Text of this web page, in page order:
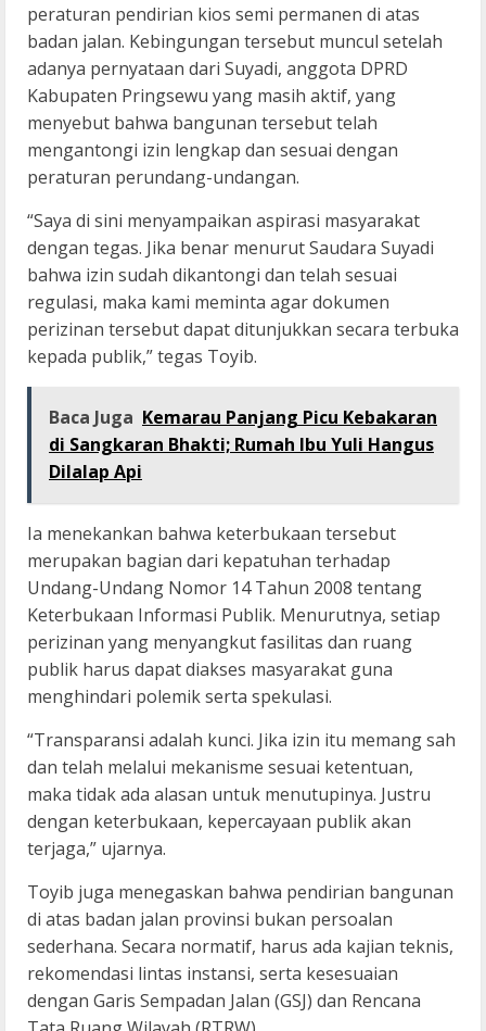
peraturan pendirian kios semi permanen di atas
badan jalan. Kebingungan tersebut muncul setelah
adanya pernyataan dari Suyadi, anggota DPRD
Kabupaten Pringsewu yang masih aktif, yang
menyebut bahwa bangunan tersebut telah
mengantongi izin lengkap dan sesuai dengan
peraturan perundang-undangan.
“Saya di sini menyampaikan aspirasi masyarakat
dengan tegas. Jika benar menurut Saudara Suyadi
bahwa izin sudah dikantongi dan telah sesuai
regulasi, maka kami meminta agar dokumen
perizinan tersebut dapat ditunjukkan secara terbuka
kepada publik,” tegas Toyib.
Baca Juga Kemarau Panjang Picu Kebakaran
di Sangkaran Bhakti; Rumah Ibu Yuli Hangus
Dilalap Api
Ia menekankan bahwa keterbukaan tersebut
merupakan bagian dari kepatuhan terhadap
Undang-Undang Nomor 14 Tahun 2008 tentang
Keterbukaan Informasi Publik. Menurutnya, setiap
perizinan yang menyangkut fasilitas dan ruang
publik harus dapat diakses masyarakat guna
menghindari polemik serta spekulasi.
“Transparansi adalah kunci. Jika izin itu memang sah
dan telah melalui mekanisme sesuai ketentuan,
maka tidak ada alasan untuk menutupinya. Justru
dengan keterbukaan, kepercayaan publik akan
terjaga,” ujarnya.
Toyib juga menegaskan bahwa pendirian bangunan
di atas badan jalan provinsi bukan persoalan
sederhana. Secara normatif, harus ada kajian teknis,
rekomendasi lintas instansi, serta kesesuaian
dengan Garis Sempadan Jalan (GSJ) dan Rencana